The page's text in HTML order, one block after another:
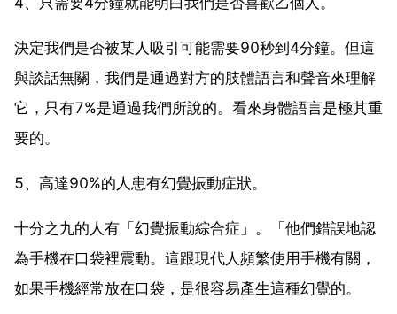
決定我們是否被某人吸引可能需要90秒到4分鐘。但這
與談話無關，我們是通過對方的肢體語言和聲音來理解
它，只有7%是通過我們所說的。看來身體語言是極其重
要的。
5、高達90%的人患有幻覺振動症狀。
十分之九的人有「幻覺振動綜合症」。「他們錯誤地認
為手機在口袋裡震動。這跟現代人頻繁使用手機有關，
如果手機經常放在口袋，是很容易產生這種幻覺的。